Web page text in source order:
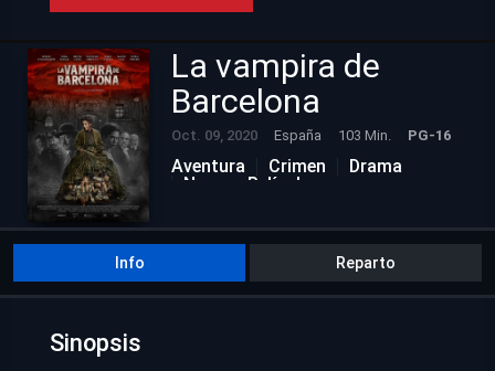
La vampira de
Barcelona
Oct. 09, 2020 España 103 Min. PG-16
Aventura Crimen
Drama
Nuevas Películas
Info Reparto
Sinopsis